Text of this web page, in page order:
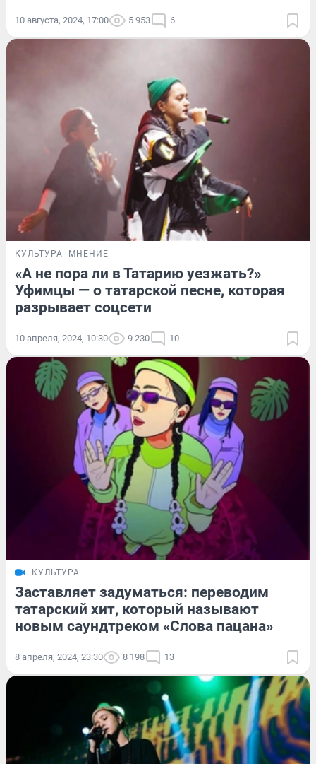
10 августа, 2024, 17:00 5 953 6
КУЛЬТУРА МНЕНИЕ
«А не пора ли в Татарию уезжать?»
Уфимцы — о татарской песне, которая
разрывает соцсети
10 апреля, 2024, 10:30 9 230 10
КУЛЬТУРА
Заставляет задуматься: переводим
татарский хит, который называют
новым саундтреком «Слова пацана»
8 апреля, 2024, 23:30 8 198 13